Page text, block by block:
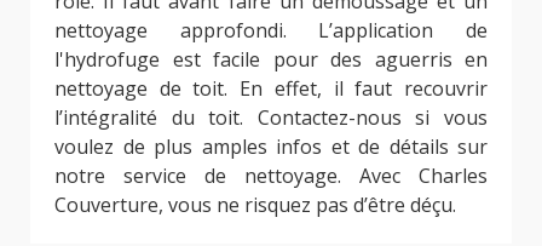
nettoyage approfondi. L’application de
l'hydrofuge est facile pour des aguerris en
nettoyage de toit. En effet, il faut recouvrir
l’intégralité du toit. Contactez-nous si vous
voulez de plus amples infos et de détails sur
notre service de nettoyage. Avec Charles
Couverture, vous ne risquez pas d’être déçu.